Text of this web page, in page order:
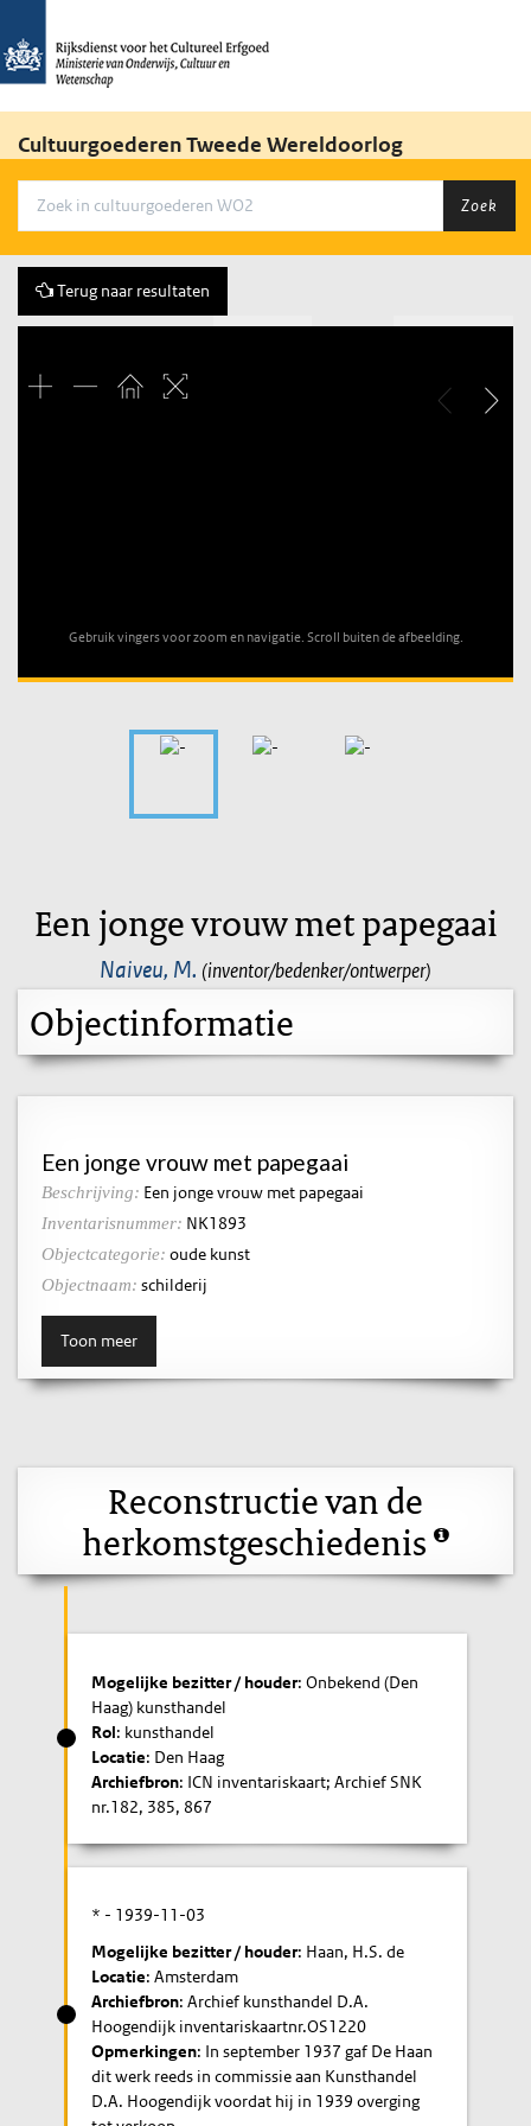
Cultuurgoederen Tweede Wereldoorlog
Zoek
Terug naar resultaten
Gebruik vingers voor zoom en navigatie. Scroll buiten de afbeelding.
Een jonge vrouw met papegaai
Naiveu, M. (inventor/bedenker/ontwerper)
Objectinformatie
Een jonge vrouw met papegaai
Beschrijving: Een jonge vrouw met papegaai
Inventarisnummer: NK1893
Objectcategorie: oude kunst
Objectnaam: schilderij
Toon meer
Reconstructie van de
herkomstgeschiedenis
Mogelijke bezitter / houder: Onbekend (Den
Haag) kunsthandel
Rol: kunsthandel
Locatie: Den Haag
Archiefbron: ICN inventariskaart; Archief SNK
nr.182, 385, 867
* - 1939-11-03
Mogelijke bezitter / houder: Haan, H.S. de
Locatie: Amsterdam
Archiefbron: Archief kunsthandel D.A.
Hoogendijk inventariskaartnr.OS1220
Opmerkingen: In september 1937 gaf De Haan
dit werk reeds in commissie aan Kunsthandel
D.A. Hoogendijk voordat hij in 1939 overging